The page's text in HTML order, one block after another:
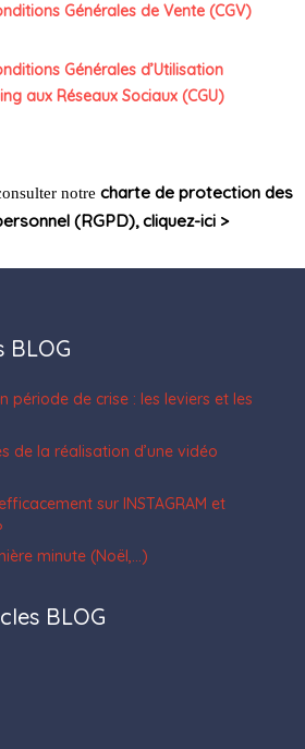
Générales de Vente (CGV)
Générales d’Utilisation
aux Réseaux Sociaux (CGU)
notre charte de protection des
(RGPD), cliquez-ici >
BLOG
période de crise : les leviers et les
de la réalisation d’une vidéo
sur INSTAGRAM et
minute (Noël,…)
BLOG